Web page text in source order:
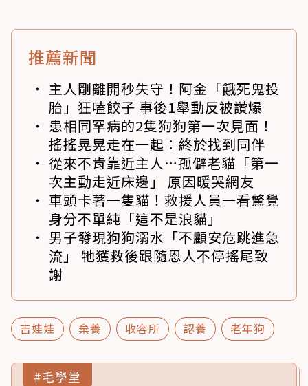
推薦新聞
主人剛離開秒失守！阿金「餓死鬼投
胎」狂嗑餃子 事後1舉動反被讚爆
患相同罕病的2隻狗狗第一次見面！
搖搖晃晃走在一起：終於找到同伴
從來不肯靠近主人…孤僻老貓「第一
次主動走近床邊」 原因暖哭網友
車頭卡著一隻貓！救援人員一看驚覺
身分不單純「這不是浪貓」
男子發現狗狗溺水「不顧安危跳進急
流」 牠獲救後跟隨恩人不停搖尾致
謝
吉娃娃 棄養 收容所 認養 老年狗
#毛學堂